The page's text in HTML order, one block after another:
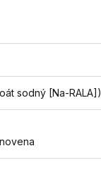
sodný [Na-RALA])